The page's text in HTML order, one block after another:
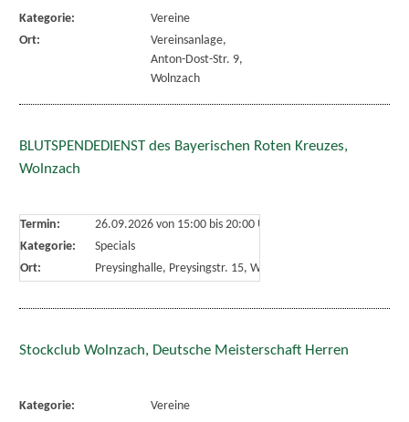
Kategorie:
Vereine
Ort:
Vereinsanlage,
Anton-Dost-Str. 9,
Wolnzach
BLUTSPENDEDIENST des Bayerischen Roten Kreuzes,
Wolnzach
Termin: 26.09.2026 von 15:00bis 20:00 Uhr
Kategorie:
Specials
Ort:
Preysinghalle, Preysingstr. 15, Wolnzach
Stockclub Wolnzach, Deutsche Meisterschaft Herren
Kategorie:
Vereine